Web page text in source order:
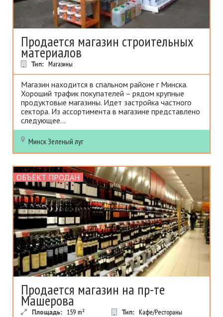
Продается магазин строительных
материалов
Тип: Магазины
Магазин находится в спальном районе г Минска.
Хороший трафик покупателей – рядом крупные
продуктовые магазины. Идет застройка частного
сектора. Из ассортимента в магазине представлено
следующее...
МинскЗеленый луг
ОБЪЕКТ ПРОДАН
Продается магазин на пр-те
Машерова
Площадь: 159 m² Тип: Кафе/Рестораны